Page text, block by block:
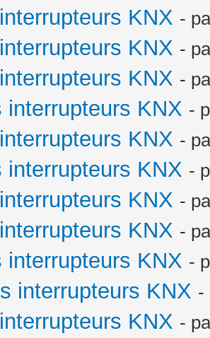
KNX -
KNX -
KNX -
interrupteurs KNX -
KNX -
interrupteurs KNX -
KNX -
KNX -
interrupteurs KNX -
interrupteurs KNX -
KNX -